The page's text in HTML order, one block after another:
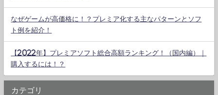
なぜゲームが高価格に！？プレミア化する主なパターンとソフ
ト例を紹介！
【2022年】プレミアソフト総合高額ランキング！（国内編）｜
購入するには！？
カテゴリ